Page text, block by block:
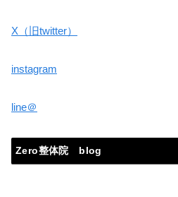
X（旧twitter）
instagram
line＠
Zero整体院 blog